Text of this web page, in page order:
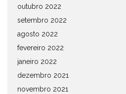
outubro 2022
setembro 2022
agosto 2022
fevereiro 2022
janeiro 2022
dezembro 2021
novembro 2021